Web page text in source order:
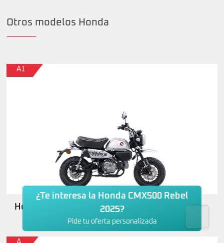
Otros modelos Honda
A1
Honda Monkey 125
¿Te interesa la Honda CMX500 Rebel
2025?
Pide tu oferta personalizada